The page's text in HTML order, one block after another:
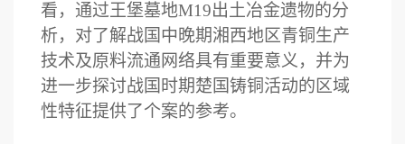
看，通过王堡墓地M19出土冶金遗物的分
析，对了解战国中晚期湘西地区青铜生产
技术及原料流通网络具有重要意义，并为
进一步探讨战国时期楚国铸铜活动的区域
性特征提供了个案的参考。